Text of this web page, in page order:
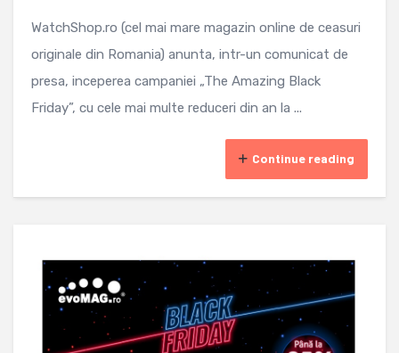
WatchShop.ro (cel mai mare magazin online de ceasuri
originale din Romania) anunta, intr-un comunicat de
presa, inceperea campaniei „The Amazing Black
Friday”, cu cele mai multe reduceri din an la ...
Continue reading